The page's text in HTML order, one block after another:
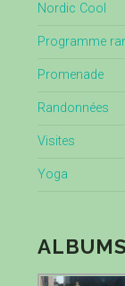
Nordic Cool
Programme
Promenade
Randonnées
Visites
Yoga